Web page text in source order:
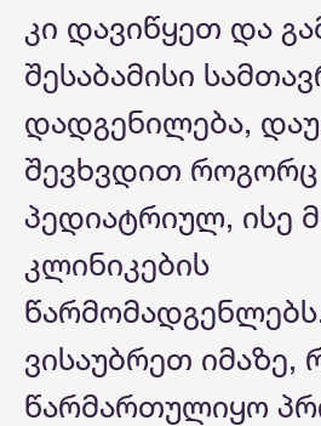
კი დავიწყეთ და
შესაბამისი
დადგენილება,
შევხვდით როგორც
პედიატრიულ, ისე
კლინიკების
ვისაუბრეთ
წარმართულიყო